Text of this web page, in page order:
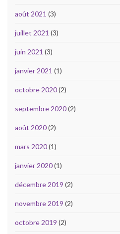
août 2021 (3)
juillet 2021 (3)
juin 2021 (3)
janvier 2021 (1)
octobre 2020(2)
septembre 2020(2)
août 2020(2)
mars 2020(1)
janvier 2020(1)
décembre 2019 (2)
novembre 2019 (2)
octobre 2019 (2)